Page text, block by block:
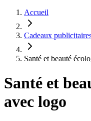
Accueil
Cadeaux
Santé et beauté
Santé et
avec logo